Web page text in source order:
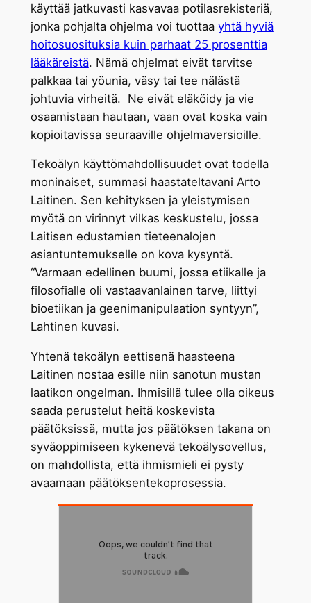
käyttää jatkuvasti kasvavaa potilasrekisteriä,
jonka pohjalta ohjelma voi tuottaa yhtä hyviä
hoitosuosituksia kuin parhaat 25 prosenttia
lääkäreistä. Nämä ohjelmat eivät tarvitse
palkkaa tai yöunia, väsy tai tee nälästä
johtuvia virheitä. Ne eivät eläköidy ja vie
osaamistaan hautaan, vaan ovat koska vain
kopioitavissa seuraaville ohjelmaversioille.
Tekoälyn käyttömahdollisuudet ovat todella
moninaiset, summasi haastateltavani Arto
Laitinen. Sen kehityksen ja yleistymisen
myötä on virinnyt vilkas keskustelu, jossa
Laitisen edustamien tieteenalojen
asiantuntemukselle on kova kysyntä.
“Varmaan edellinen buumi, jossa etiikalle ja
filosofialle oli vastaavanlainen tarve, liittyi
bioetiikan ja geenimanipulaation syntyyn”,
Lahtinen kuvasi.
Yhtenä tekoälyn eettisenä haasteena
Laitinen nostaa esille niin sanotun mustan
laatikon ongelman. Ihmisillä tulee olla oikeus
saada perustelut heitä koskevista
päätöksissä, mutta jos päätöksen takana on
syväoppimiseen kykenevä tekoälysovellus,
on mahdollista, että ihmismieli ei pysty
avaamaan päätöksentekoprosessia.